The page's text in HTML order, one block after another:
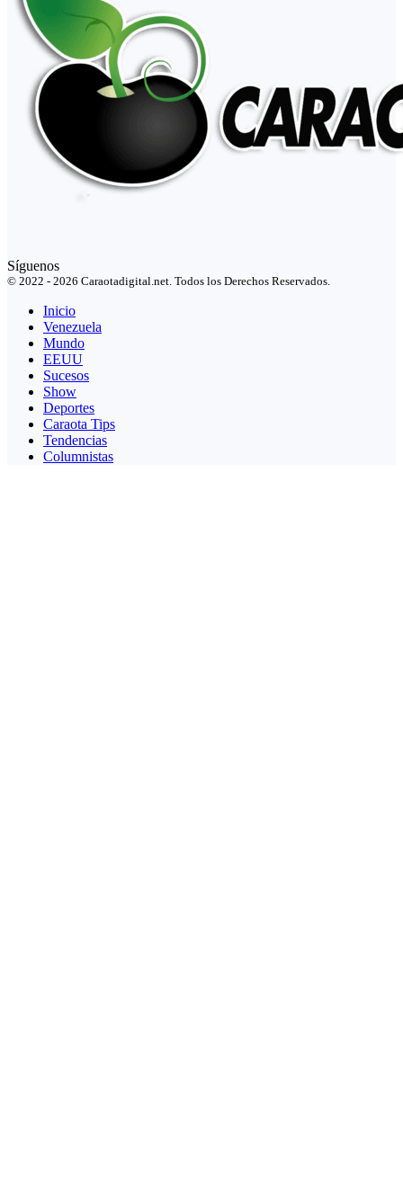
Síguenos
© 2022 - 2026 Caraotadigital.net. Todos los Derechos Reservados.
Inicio
Venezuela
Mundo
EEUU
Sucesos
Show
Deportes
Caraota Tips
Tendencias
Columnistas